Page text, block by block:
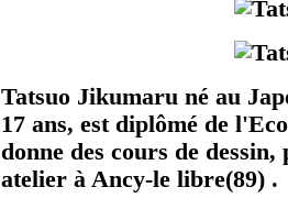
Tatsuo Jikumaru né au
17 ans, est diplômé de
donne des cours de
atelier à Ancy-le libre(89) .